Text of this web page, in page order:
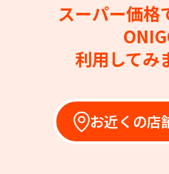
スーパー価格
利用してみ
お近くの店